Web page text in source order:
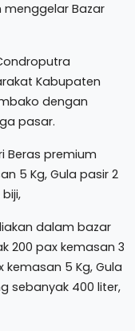
Bazar
Kabupaten
dengan
pasar.
Beras premium
5 Kg, Gula pasir 2
dalam bazar
200 pax kemasan 3
kemasan 5 Kg, Gula
sebanyak 400 liter,